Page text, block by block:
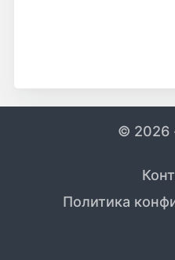
© 2026
Политика